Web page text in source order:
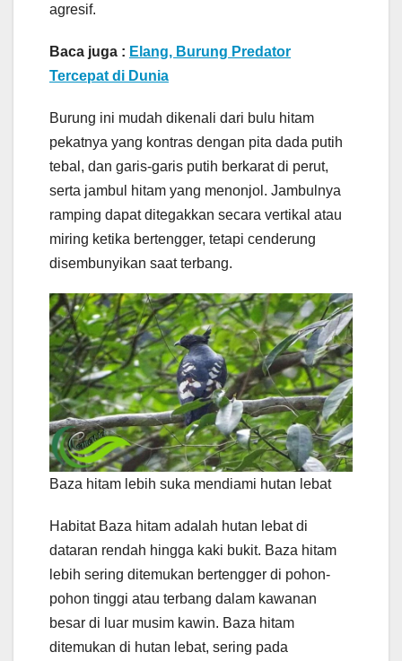
agresif.
Baca juga : Elang, Burung Predator
Tercepat di Dunia
Burung ini mudah dikenali dari bulu hitam
pekatnya yang kontras dengan pita dada putih
tebal, dan garis-garis putih berkarat di perut,
serta jambul hitam yang menonjol. Jambulnya
ramping dapat ditegakkan secara vertikal atau
miring ketika bertengger, tetapi cenderung
disembunyikan saat terbang.
Baza hitam lebih suka mendiami hutan lebat
Habitat Baza hitam adalah hutan lebat di
dataran rendah hingga kaki bukit. Baza hitam
lebih sering ditemukan bertengger di pohon-
pohon tinggi atau terbang dalam kawanan
besar di luar musim kawin. Baza hitam
ditemukan di hutan lebat, sering pada